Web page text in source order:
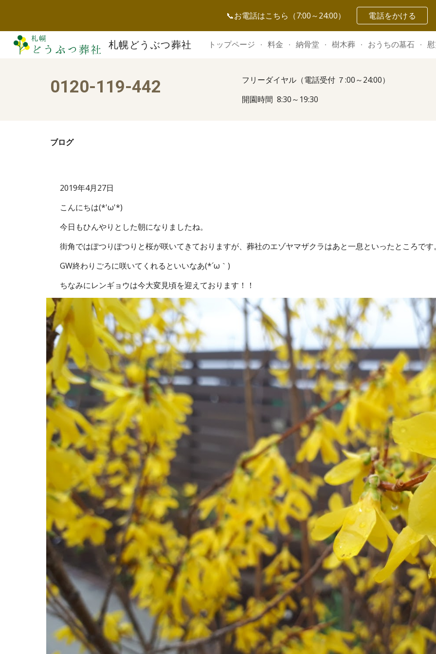
Skip to main content Skip to
📞お電話はこちら（7:00～24:00） 電話をかける
札幌どうぶつ葬社 トップページ 料金 納骨堂 樹木葬 おうちの墓石
0120-119-442
フリーダイヤル（電話受付 ７:00～24:00）
開園時間 8:30～19:30
ブログ
2019年4月27日
こんにちは(*'ω'*)
今日もひんやりとした朝になりましたね。
街角ではぽつりぽつりと桜が咲いてきておりますが、葬社のエゾヤマザクラはあと一息といったところです
GW終わりごろに咲いてくれるといいなあ(*´ω｀)
ちなみにレンギョウは今大変見頃を迎えております！！